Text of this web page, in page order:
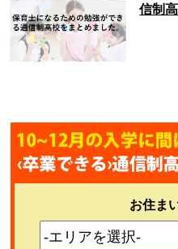
信制
お住ま